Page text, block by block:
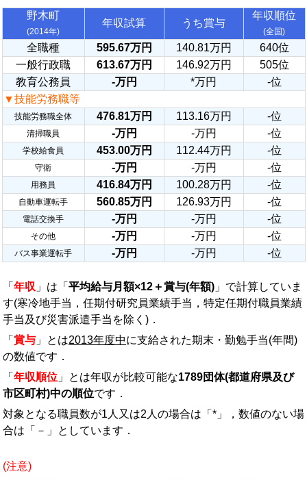
野木町
(2014年)
年収試算 うち賞与
年収順位
(全国)
全職種 595.67万円 140.81万円
640位
一般行政職
613.67万円 146.92万円
505位
教育公務員
-万円 *万円
-位
▼技能労務職等
技能労務職全体 476.81万円 113.16万円 -位
清掃職員 -万円 -万円 -位
学校給食員 453.00万円 112.44万円 -位
守衛 -万円 -万円 -位
用務員 416.84万円 100.28万円 -位
自動車運転手 560.85万円 126.93万円 -位
電話交換手 -万円 -万円 -位
その他 -万円 -万円 -位
バス事業運転手 -万円 -万円 -位
「 年収 」は「 平均給与月額×12＋賞与(年額) 」で計算していま
す(寒冷地手当，任期付研究員業績手当，特定任期付職員業績
手当及び災害派遣手当を除く)．
「 賞与 」とは2013年度中に支給された期末・勤勉手当(年間)
の数値です．
「 年収順位 」とは年収が比較可能な1789団体(都道府県及び
市区町村)中の順位です．
対象となる職員数が1人又は2人の場合は「*」，数値のない場
合は「－」としています．
(注意)